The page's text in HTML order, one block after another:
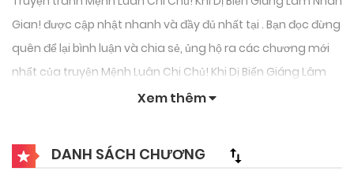
Gian! được cập nhật nhanh và đầy đủ nhất tại . Bạn đọc đừng
quên để lại bình luận và chia sẻ, ủng hộ ra các chương mới
nhất của truyện Mệnh Luân Chi Chủ! Khi Dị Biến Giáng Lâm
Xem thêm
DANH SÁCH CHƯƠNG